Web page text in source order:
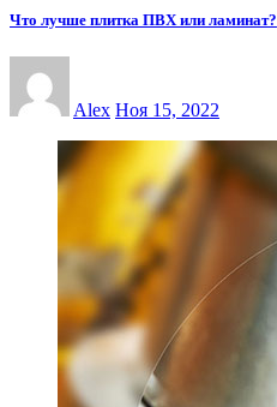
Что лучше плитка ПВХ или ламинат?
Alex Ноя 15, 2022